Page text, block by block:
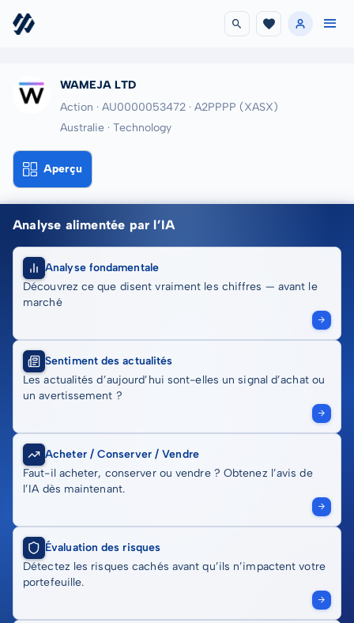
WAMEJA LTD
Action · AU0000053472 · A2PPPP (XASX)
Australie · Technology
Aperçu
Analyse alimentée par l’IA
Analyse fondamentale
Découvrez ce que disent vraiment les chiffres — avant le
marché
Sentiment des actualités
Les actualités d’aujourd’hui sont-elles un signal d’achat ou
un avertissement ?
Acheter / Conserver / Vendre
Faut-il acheter, conserver ou vendre ? Obtenez l’avis de
l’IA dès maintenant.
Évaluation des risques
Détectez les risques cachés avant qu’ils n’impactent votre
portefeuille.